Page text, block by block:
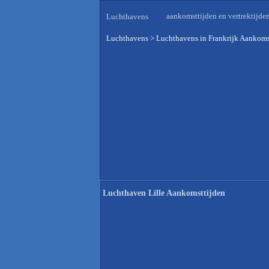
Luchthavens aankomsttijden en
Luchthavens > Luchthavens in Frankrijk
Luchthaven Lille Aankomsttijden